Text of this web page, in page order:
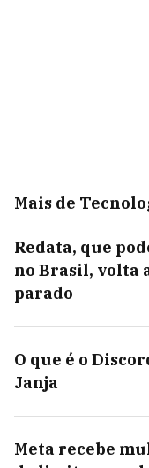
Mais de
Redata, que
no Brasil, volta
parado
O que é o
Janja
Meta recebe